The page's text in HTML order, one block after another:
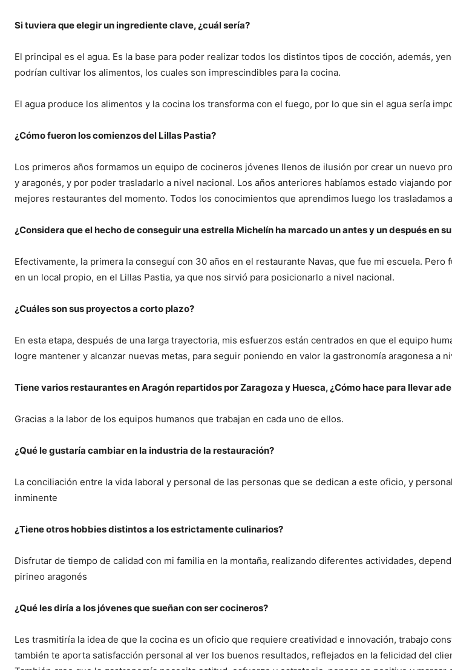
Si tuviera que elegir un ingrediente clave, ¿cuál sería?
El principal es el agua. Es la base para poder realizar todos los distintos tipos de cocción, además,
podrían cultivar los alimentos, los cuales son imprescindibles para la cocina.
El agua produce los alimentos y la cocina los transforma con el fuego, por lo que sin el agua sería
¿Cómo fueron los comienzos del Lillas Pastia?
Los primeros años formamos un equipo de cocineros jóvenes llenos de ilusión por crear un nuevo
y aragonés, y por poder trasladarlo a nivel nacional. Los años anteriores habíamos estado viajando
mejores restaurantes del momento. Todos los conocimientos que aprendimos luego los trasladamos
¿Considera que el hecho de conseguir una estrella Michelín ha marcado un antes y un después en
Efectivamente, la primera la conseguí con 30 años en el restaurante Navas, que fue mi escuela. Pero
en un local propio, en el Lillas Pastia, ya que nos sirvió para posicionarlo a nivel nacional.
¿Cuáles son sus proyectos a corto plazo?
En esta etapa, después de una larga trayectoria, mis esfuerzos están centrados en que el equipo
logre mantener y alcanzar nuevas metas, para seguir poniendo en valor la gastronomía aragonesa a
Tiene varios restaurantes en Aragón repartidos por Zaragoza y Huesca, ¿Cómo hace para llevar
Gracias a la labor de los equipos humanos que trabajan en cada uno de ellos.
¿Qué le gustaría cambiar en la industria de la restauración?
La conciliación entre la vida laboral y personal de las personas que se dedican a este oficio, y
inminente
¿Tiene otros hobbies distintos a los estrictamente culinarios?
Disfrutar de tiempo de calidad con mi familia en la montaña, realizando diferentes actividades,
pirineo aragonés
¿Qué les diría a los jóvenes que sueñan con ser cocineros?
Les trasmitiría la idea de que la cocina es un oficio que requiere creatividad e innovación, trabajo
también te aporta satisfacción personal al ver los buenos resultados, reflejados en la felicidad del